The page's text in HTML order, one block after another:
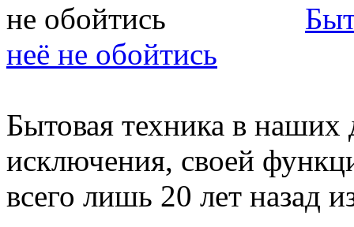
неё не обойтись
Бытовая техника в наших
исключения, своей
всего лишь 20 лет назад